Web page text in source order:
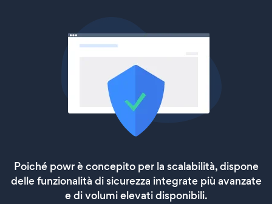
Poiché powr è concepito per la scalabilità, dispone
delle funzionalità di sicurezza integrate più avanzate
e di volumi elevati disponibili.